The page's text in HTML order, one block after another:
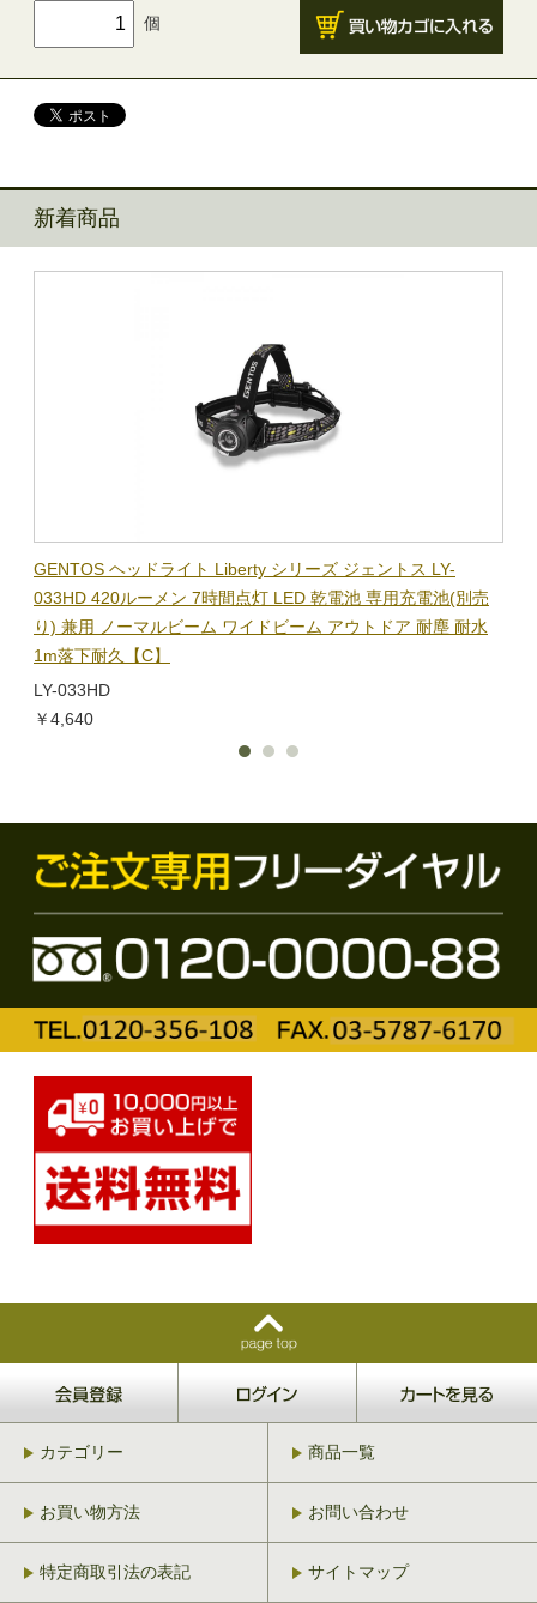
個
新着商品
GENTOS ヘッドライト Liberty シリーズ ジェントス LY-
033HD 420ルーメン 7時間点灯 LED 乾電池 専用充電池(別売
り) 兼用 ノーマルビーム ワイドビーム アウトドア 耐塵 耐水
1m落下耐久【C】
LY-033HD
￥4,640
カテゴリー 商品一覧
お買い物方法 お問い合わせ
特定商取引法の表記 サイトマップ